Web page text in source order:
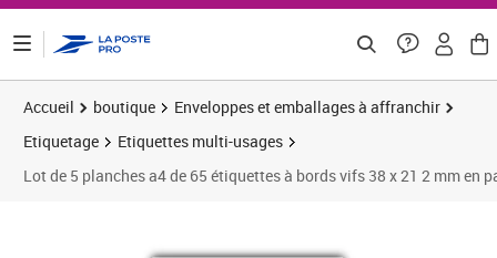
Accueil boutique
Enveloppes et emballages à affranchir
Etiquetage
Etiquettes multi-usages
Lot de 5 planches a4 de 65 étiquettes à bords vifs 38 x 21 2 mm